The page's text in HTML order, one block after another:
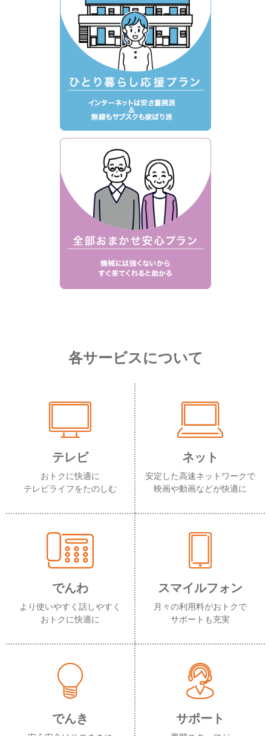
各サービスについて
テレビ
おトクに快適に
テレビライフをたのしむ
ネット
安定した高速ネットワークで
映画や動画などが快適に
でんわ
より使いやすく話しやすく
おトクに快適に
スマイルフォン
月々の利用料がおトクで
サポートも充実
でんき サポート